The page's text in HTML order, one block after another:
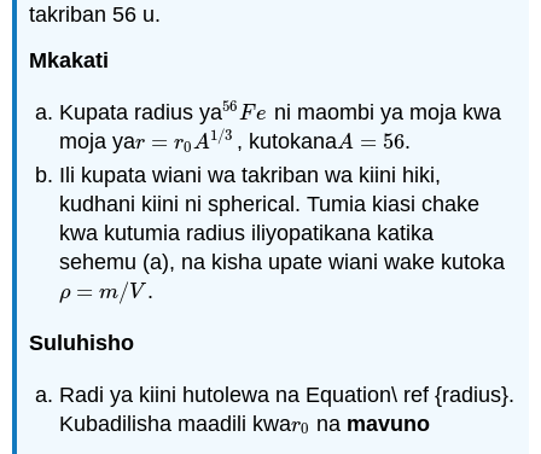
takriban 56 u.
Mkakati
Kupata radius ya56Fe
56Fe ni maombi ya moja kwa
moja yar = r0A1/3
r=r0A1/3 , kutokanaA = 56
A=56
.
Ili kupata wiani wa takriban wa kiini hiki,
kudhani kiini ni spherical. Tumia kiasi chake
kwa kutumia radius iliyopatikana katika
sehemu (a), na kisha upate wiani wake kutoka
ρ = m/V
ρ =m/V .
Suluhisho
Radi ya kiini hutolewa na Equation\ ref {radius}.
Kubadilisha maadili kwar0
r0 na mavuno